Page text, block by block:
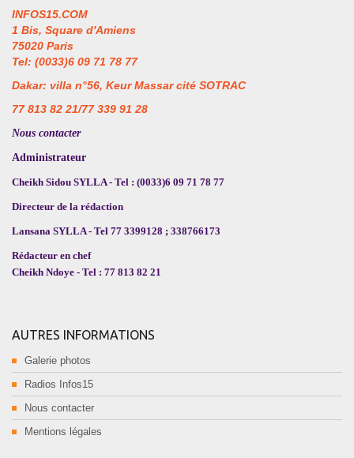
INFOS15.COM
1 Bis, Square d'Amiens
75020 Paris
Tel: (0033)6 09 71 78 77
Dakar: villa n°56, Keur Massar cité SOTRAC
77 813 82 21/77 339 91 28
Nous contacter
Administrateur
Cheikh Sidou SYLLA - Tel : (0033)6 09 71 78 77
Directeur de la rédaction
Lansana SYLLA - Tel 77 3399128 ; 338766173
Rédacteur en chef
Cheikh Ndoye - Tel : 77 813 82 21
AUTRES INFORMATIONS
Galerie photos
Radios Infos15
Nous contacter
Mentions légales